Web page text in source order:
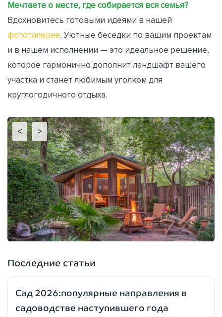
Мечтаете о месте, где собирается вся семья?
Вдохновитесь готовыми идеями в нашей
фотогалерее. Уютные беседки по вашим проектам
и в нашем исполнении — это идеальное решение,
которое гармонично дополнит ландшафт вашего
участка и станет любимым уголком для
круглогодичного отдыха.
< >
Последние статьи
Сад 2026:популярные направления в
садоводстве наступившего года